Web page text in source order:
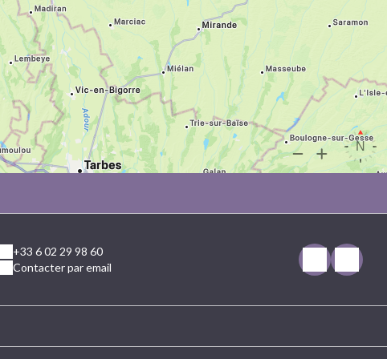
+33 6 02 29 98 60
Contacter par email